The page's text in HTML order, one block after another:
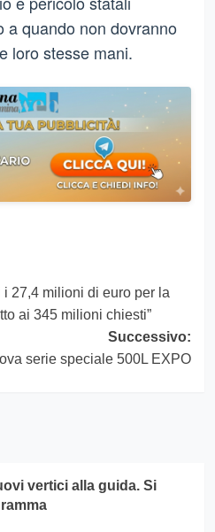
a quando non dovranno
loro stesse mani.
i 27,4 milioni di euro per la
ai 345 milioni chiesti”
Successivo:
serie speciale 500L EXPO
vertici alla guida. Si